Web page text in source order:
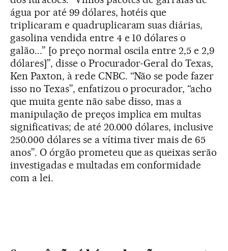
água por até 99 dólares, hotéis que
triplicaram e quadruplicaram suas diárias,
gasolina vendida entre 4 e 10 dólares o
galão...” [o preço normal oscila entre 2,5 e 2,9
dólares]”, disse o Procurador-Geral do Texas,
Ken Paxton, à rede CNBC. “Não se pode fazer
isso no Texas”, enfatizou o procurador, “acho
que muita gente não sabe disso, mas a
manipulação de preços implica em multas
significativas; de até 20.000 dólares, inclusive
250.000 dólares se a vítima tiver mais de 65
anos”. O órgão prometeu que as queixas serão
investigadas e multadas em conformidade
com a lei.